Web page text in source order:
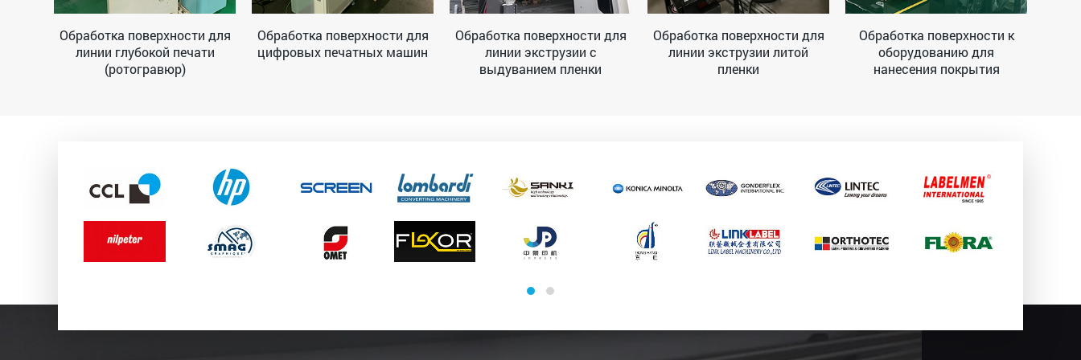
Обработка поверхности для
линии глубокой печати
(ротогравюр)
Обработка поверхности для
цифровых печатных машин
Обработка поверхности для
линии экструзии с
выдуванием пленки
Обработка поверхности для
линии экструзии литой
пленки
Обработка поверхности к
оборудованию для
нанесения покрытия